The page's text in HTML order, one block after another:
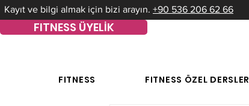
Kayıt ve bilgi almak için bizi arayın. +90 536 206 62 66
FITNESS ÜYELİK
FITNESS FITNESS ÖZEL DERSLER